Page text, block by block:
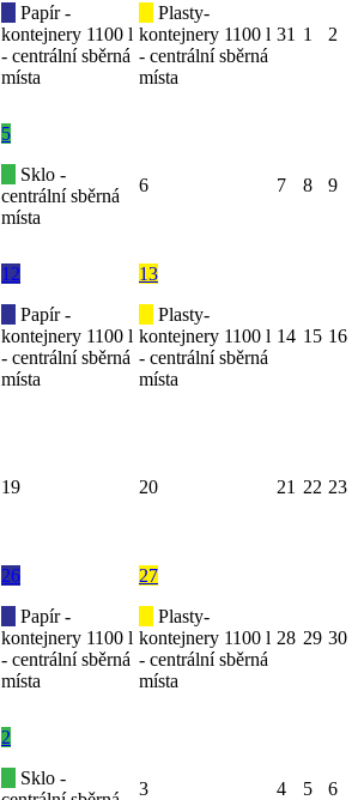
Papír -
kontejnery 1100 l
- centrální sběrná
místa
Plasty-
kontejnery 1100 l
- centrální sběrná
místa
31 1 2
5
Sklo -
centrální sběrná
místa
6 7 8 9
12
Papír -
kontejnery 1100 l
- centrální sběrná
místa
13
Plasty-
kontejnery 1100 l
- centrální sběrná
místa
14 15 16
19 20 21 22 23
26
Papír -
kontejnery 1100 l
- centrální sběrná
místa
27
Plasty-
kontejnery 1100 l
- centrální sběrná
místa
28 29 30
2
Sklo -
3 4 5 6